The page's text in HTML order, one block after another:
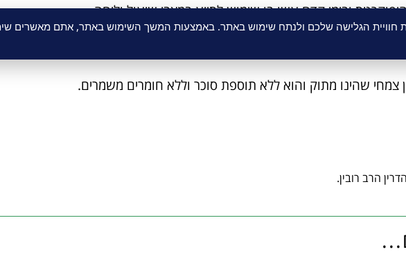
ובימי קדם עשו בו שימוש לסייע במצבי שיעול וליחה.
במינון עדין ומדויק ביותר בצורת הכנה ורקיחה יחודית של חב' "ד"ר קיי"
צמחי שהינו מתוק והוא ללא תוספת סוכר וללא חומרים משמרים.
הרב רובין.
חוויית הגלישה שלכם ולנתח שימוש באתר. באמצעות המשך השימוש באתר, אתם מאשרים